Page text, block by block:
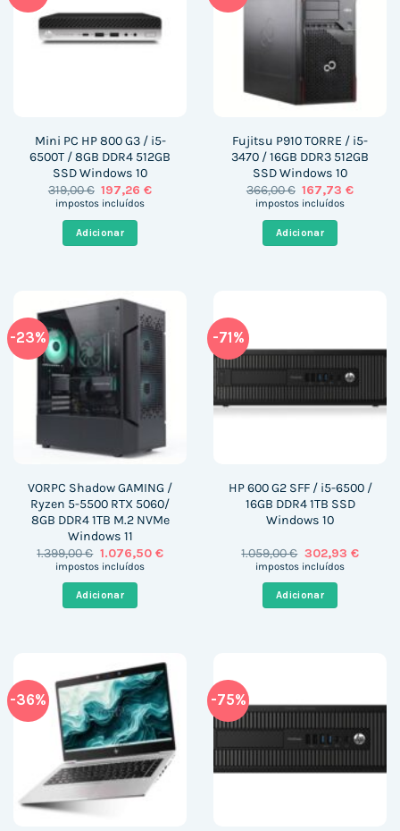
Mini PC HP 800 G3 / i5-
6500T / 8GB DDR4 512GB
SSD Windows 10
319,00€ O
preço
319,00 €.
197,26€O
impostos incluídos
Adicionar
Fujitsu P910 TORRE / i5-
3470 / 16GB DDR3 512GB
SSD Windows 10
366,00€ O
preço
366,00 €.
167,73€O
impostos incluídos
Adicionar
-23%
VORPC Shadow GAMING /
Ryzen 5-5500 RTX 5060/
8GB DDR4 1TB M.2 NVMe
Windows 11
1.399,00€ O
preço
era:
1.399,00 €.
1.076,50 €O
impostos incluídos
Adicionar
-71%
HP 600 G2 SFF / i5-6500 /
16GB DDR4 1TB SSD
Windows 10
1.059,00€ O
preço
era:
1.059,00 €.
302,93 €O
impostos incluídos
Adicionar
-36% -75%